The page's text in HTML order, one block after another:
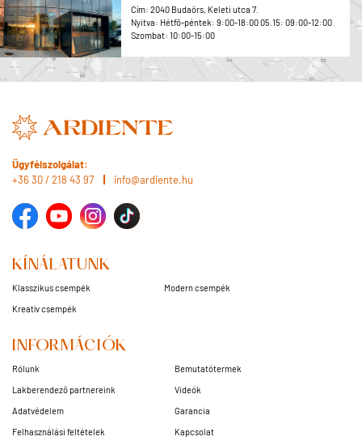
Cím: 2040 Budaörs, Keleti utca 7.
Nyitva: Hétfő-péntek: 9:00-18:00 05.15: 09:00-12:00
Szombat: 10:00-15:00
Ügyfélszolgálat:
+36 30 / 218 43 97
info@ardiente.hu
KÍNÁLATUNK
Klasszikus csempék
Modern csempék
Kreatív csempék
INFORMÁCIÓK
Rólunk
Bemutatótermek
Lakberendező partnereink
Videók
Adatvédelem
Garancia
Felhasználási feltételek
Kapcsolat